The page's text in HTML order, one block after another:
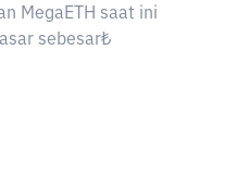
MegaETH saat ini
sebesar₺